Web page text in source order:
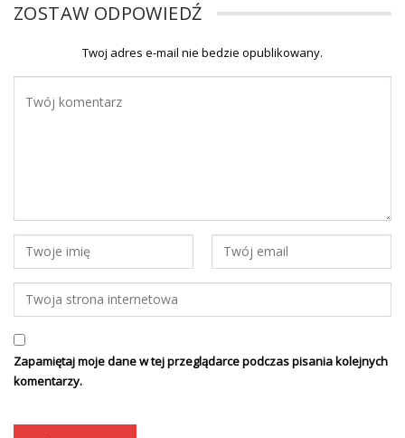
ZOSTAW ODPOWIEDŹ
Twoj adres e-mail nie bedzie opublikowany.
Zapamiętaj moje dane w tej przeglądarce podczas pisania kolejnych
komentarzy.